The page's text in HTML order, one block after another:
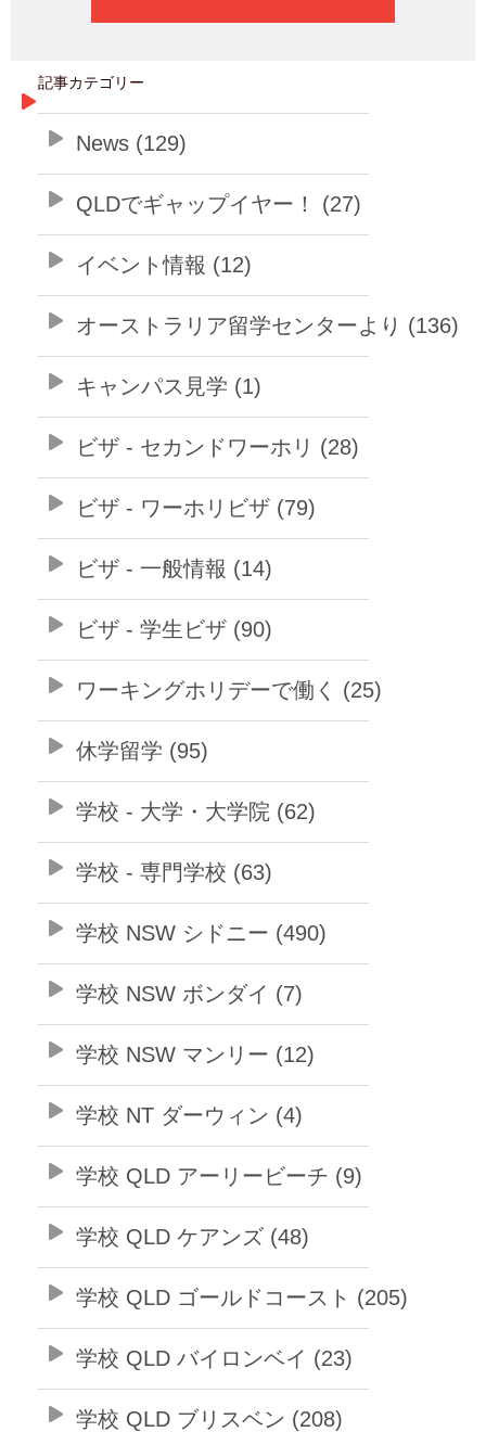
記事カテゴリー
News (129)
QLDでギャップイヤー！ (27)
イベント情報 (12)
オーストラリア留学センターより (136)
キャンパス見学 (1)
ビザ - セカンドワーホリ (28)
ビザ - ワーホリビザ (79)
ビザ - 一般情報 (14)
ビザ - 学生ビザ (90)
ワーキングホリデーで働く (25)
休学留学 (95)
学校 - 大学・大学院 (62)
学校 - 専門学校 (63)
学校 NSW シドニー (490)
学校 NSW ボンダイ (7)
学校 NSW マンリー (12)
学校 NT ダーウィン (4)
学校 QLD アーリービーチ (9)
学校 QLD ケアンズ (48)
学校 QLD ゴールドコースト (205)
学校 QLD バイロンベイ (23)
学校 QLD ブリスベン (208)